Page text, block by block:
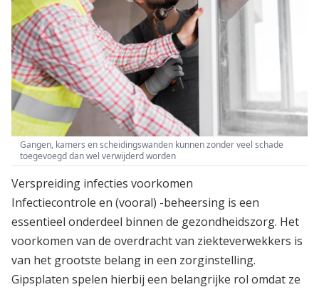
Gangen, kamers en scheidingswanden kunnen zonder veel schade
toegevoegd dan wel verwijderd worden
Verspreiding infecties voorkomen
Infectiecontrole en (vooral) -beheersing is een
essentieel onderdeel binnen de gezondheidszorg. Het
voorkomen van de overdracht van ziekteverwekkers is
van het grootste belang in een zorginstelling.
Gipsplaten spelen hierbij een belangrijke rol omdat ze